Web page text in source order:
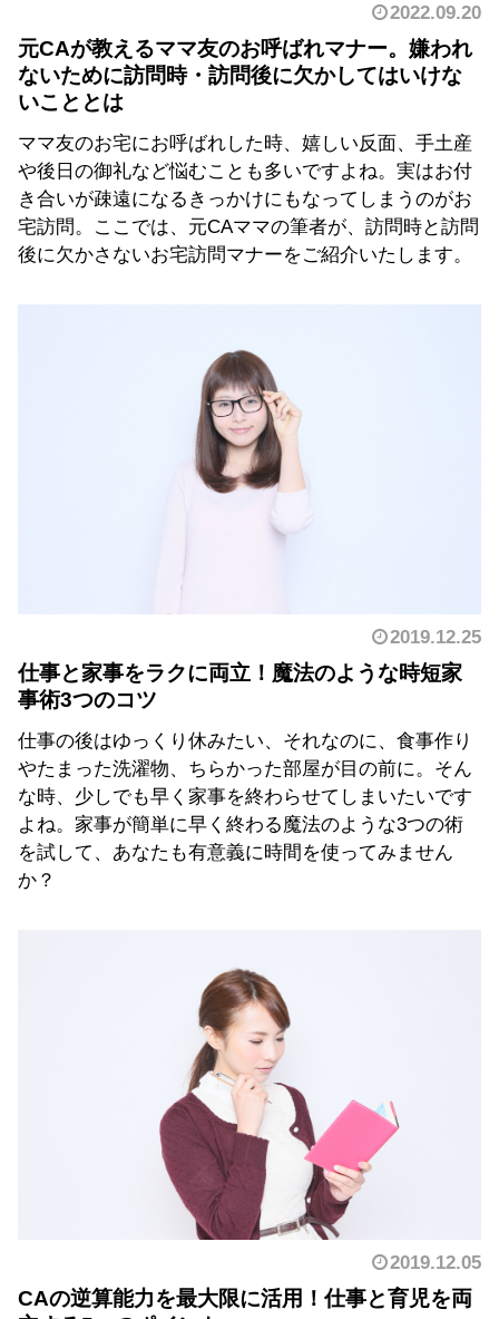
2022.09.20
元CAが教えるママ友のお呼ばれマナー。嫌われ
ないために訪問時・訪問後に欠かしてはいけな
いこととは
ママ友のお宅にお呼ばれした時、嬉しい反面、手土産
や後日の御礼など悩むことも多いですよね。実はお付
き合いが疎遠になるきっかけにもなってしまうのがお
宅訪問。ここでは、元CAママの筆者が、訪問時と訪問
後に欠かさないお宅訪問マナーをご紹介いたします。
2019.12.25
仕事と家事をラクに両立！魔法のような時短家
事術3つのコツ
仕事の後はゆっくり休みたい、それなのに、食事作り
やたまった洗濯物、ちらかった部屋が目の前に。そん
な時、少しでも早く家事を終わらせてしまいたいです
よね。家事が簡単に早く終わる魔法のような3つの術
を試して、あなたも有意義に時間を使ってみません
か？
2019.12.05
CAの逆算能力を最大限に活用！仕事と育児を両